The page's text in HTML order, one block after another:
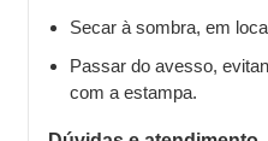
Secar à sombra, em
Passar do avesso,
com a estampa.